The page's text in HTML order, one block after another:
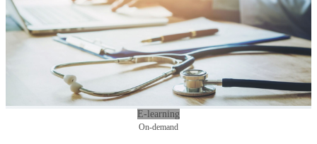
E-learning
On-demand